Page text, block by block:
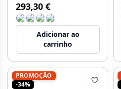
293,30 €
Adicionar ao
carrinho
PROMOÇÃO
-34%